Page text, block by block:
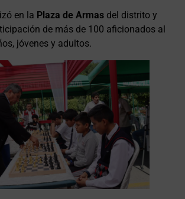
en la Plaza de Armas del distrito y
de más de 100 aficionados al
jóvenes y adultos.